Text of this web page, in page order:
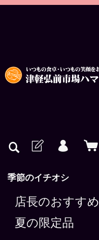
季節のイチオシ
店長のおすすめ
夏の限定品